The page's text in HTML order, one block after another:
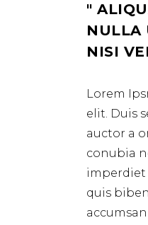
NULLA
NISI
Lorem
elit. Duis
auctor a
conubia
imperdiet
quis